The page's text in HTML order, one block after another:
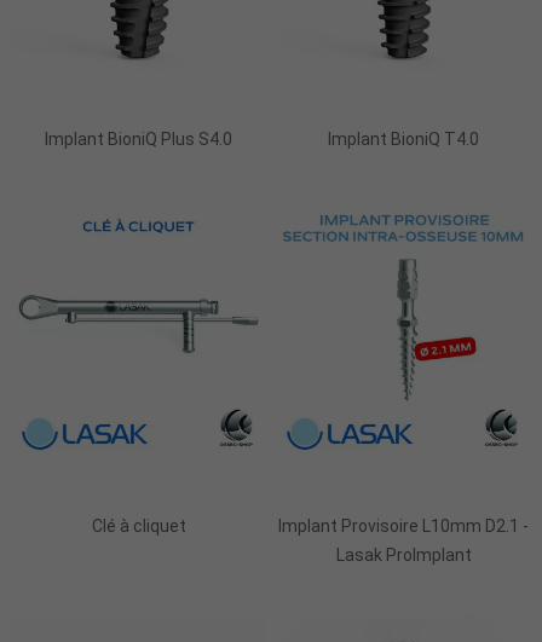
Implant BioniQ Plus S4.0 Implant BioniQ T4.0
Clé à cliquet
Implant Provisoire L10mm D2.1 -
Lasak ProImplant